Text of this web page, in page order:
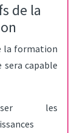
de la
la formation
sera capable
les